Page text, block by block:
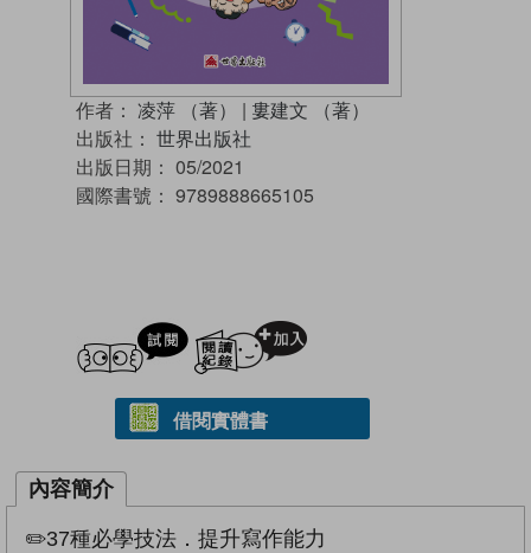
作者： 凌萍 （著） | 婁建文 （著）
出版社： 世界出版社
出版日期： 05/2021
國際書號： 9789888665105
試閲
借閱實體書
內容簡介
✏️37種必學技法．提升寫作能力